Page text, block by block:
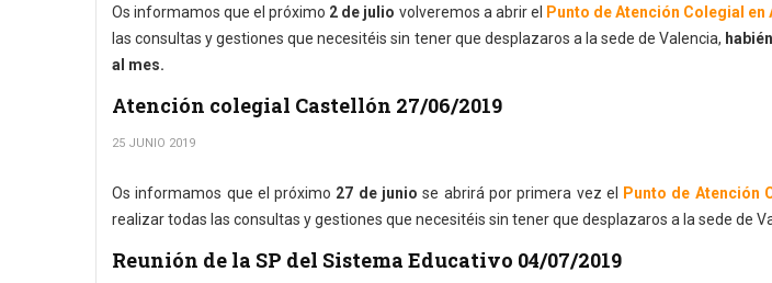
Os informamos que el próximo 2 de julio volveremos a abrir el Punto de Atención Colegial en
las consultas y gestiones que necesitéis sin tener que desplazaros a la sede de Valencia,
al mes.
Atención colegial Castellón 27/06/2019
25 JUNIO 2019
Os informamos que el próximo 27 de junio se abrirá por primera vez el Punto de Atención
realizar todas las consultas y gestiones que necesitéis sin tener que desplazaros a la sede de
Reunión de la SP del Sistema Educativo 04/07/2019